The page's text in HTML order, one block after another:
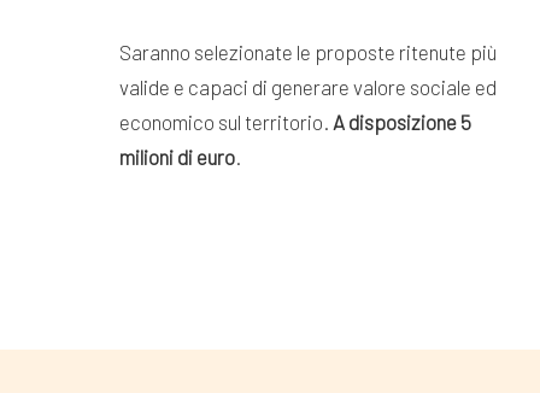
Saranno selezionate le proposte ritenute più
valide e capaci di generare valore sociale ed
economico sul territorio. A disposizione 5
milioni di euro.